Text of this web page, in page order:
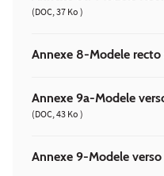
(DOC, 37 Ko )
Annexe 8-Modele recto
Annexe 9a-Modele
(DOC, 43 Ko )
Annexe 9-Modele